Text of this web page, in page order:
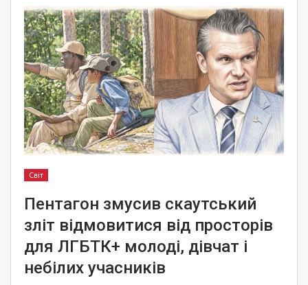
Світ
Пентагон змусив скаутський
зліт відмовитися від просторів
для ЛГБТК+ молоді, дівчат і
небілих учасників